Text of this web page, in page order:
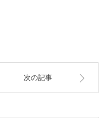
次の記事